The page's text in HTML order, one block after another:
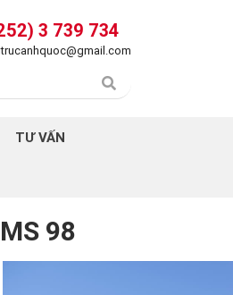
3 739 734
TƯ VẤN
98